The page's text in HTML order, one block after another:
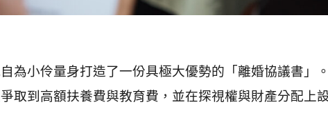
為小伶量身打造了一份具極大優勢的「離婚協議書」
取到高額扶養費與教育費，並在探視權與財產分配上